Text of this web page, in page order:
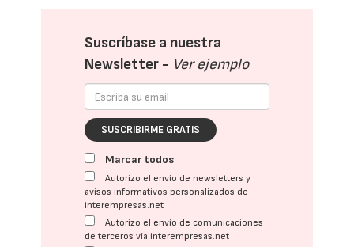
Suscríbase a nuestra
Newsletter - Ver ejemplo
SUSCRIBIRME GRATIS
Marcar todos
Autorizo el envío de newsletters y
avisos informativos personalizados de
interempresas.net
Autorizo el envío de comunicaciones
de terceros vía interempresas.net